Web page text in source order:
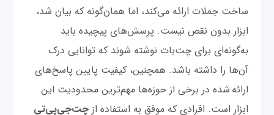
ساخت جملات ارائه می‌کند، اما همان‌گونه که بیان شد،
ابزار بدون ‌نقص نیست. پرسش‌های پیچیده باید
به‌‌گونه‌ای برای ‌چت‌بات نوشته شوند که توانایی درک
آن‌ها را داشته باشد. همچنین، کیفیت پایین پاسخ‌های
ارائه شده در برخی از حوزه‌ها مهم‌ترین محدودیت این
ابزار است. افرادی که موفق به استفاده ازچت‌‌جی‌پی‌تی